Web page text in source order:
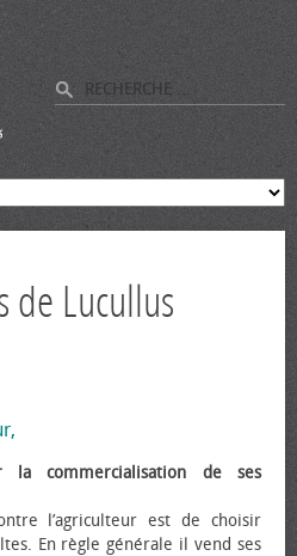
de Lucullus
la commercialisation de ses
l’agriculteur est de choisir
En règle générale il vend ses